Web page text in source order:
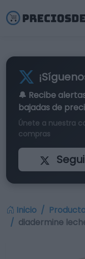
🔔 Recibe
bajadas de
Únete a nuestra
compras
Inicio
diadermine